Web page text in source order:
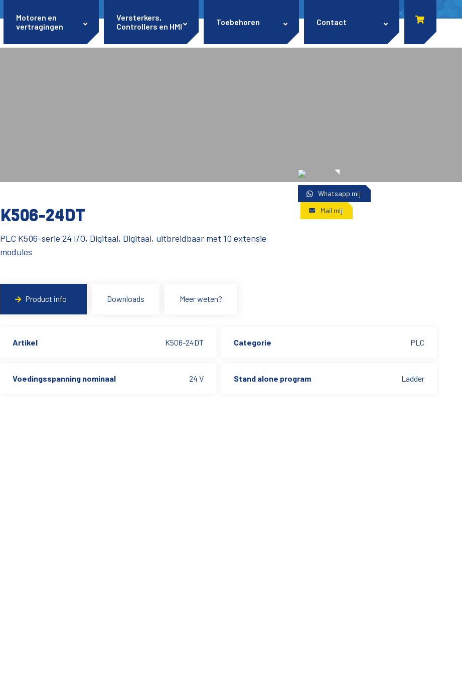
Motoren en
vertragingen
Versterkers,
Controllers en HMI
Toebehoren Contact
Whatsapp mij
Mail mij
K506-24DT
PLC K506-serie 24 I/O, Digitaal, Digitaal, uitbreidbaar met 10 extensie
modules
Product info Downloads Meer weten?
Artikel K506-24DT Categorie PLC
Voedingsspanning nominaal 24 V Stand alone program Ladder